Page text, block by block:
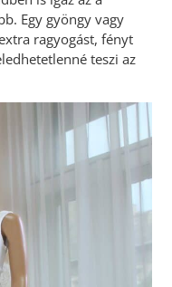
Egy gyöngy vagy
ragyogást, fényt
teszi az